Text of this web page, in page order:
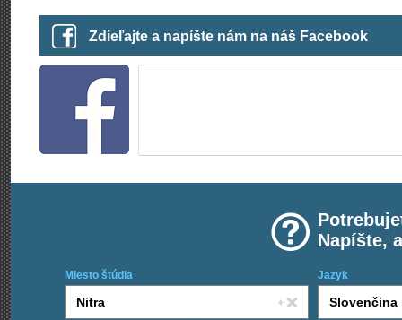
Zdieľajte a napíšte nám na náš Facebook
Napíšte,
Miesto štúdia Jazyk